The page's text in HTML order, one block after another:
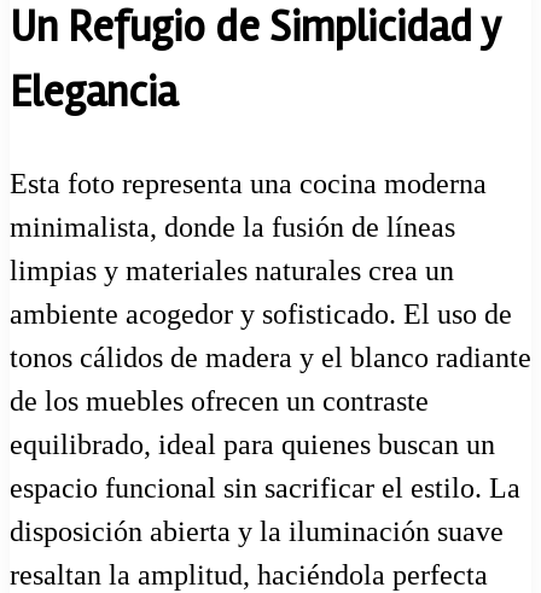
Un Refugio de Simplicidad y
Elegancia
Esta foto representa una cocina moderna
minimalista, donde la fusión de líneas
limpias y materiales naturales crea un
ambiente acogedor y sofisticado. El uso de
tonos cálidos de madera y el blanco radiante
de los muebles ofrecen un contraste
equilibrado, ideal para quienes buscan un
espacio funcional sin sacrificar el estilo. La
disposición abierta y la iluminación suave
resaltan la amplitud, haciéndola perfecta